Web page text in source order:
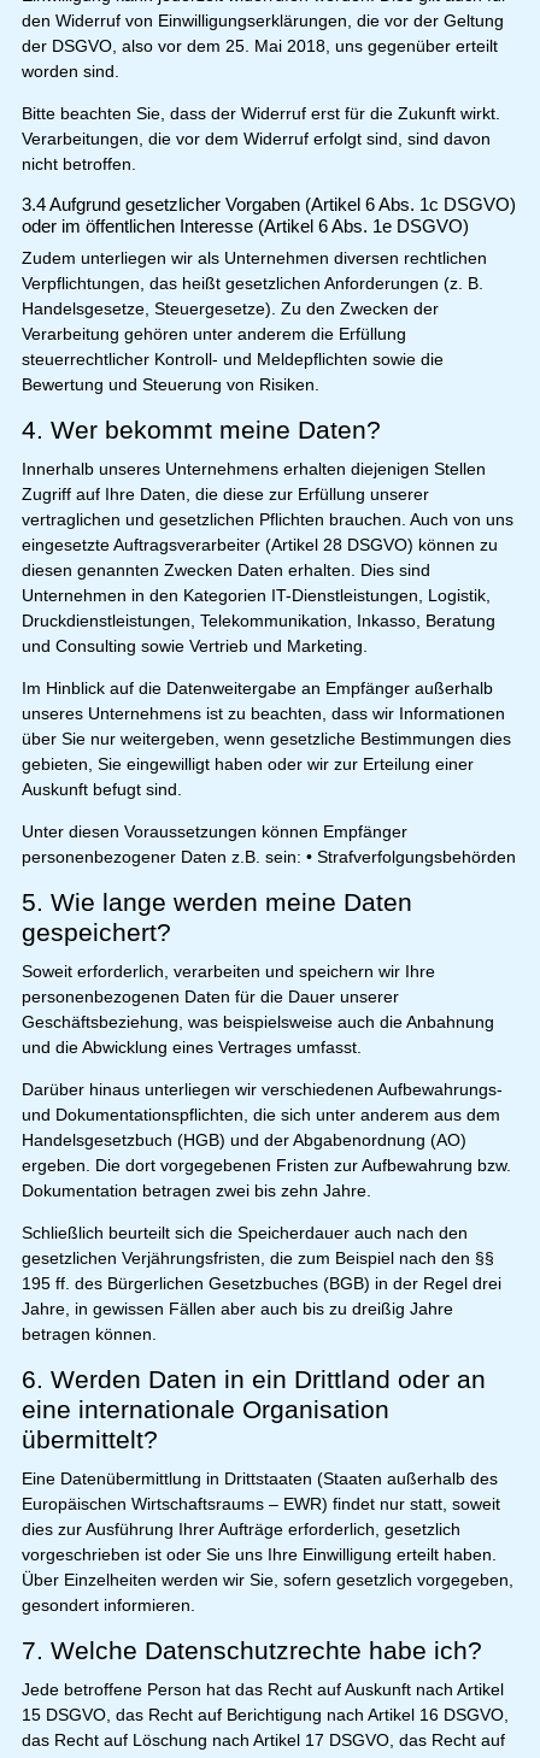
den Widerruf von Einwilligungserklärungen, die vor der Geltung
der DSGVO, also vor dem 25. Mai 2018, uns gegenüber erteilt
worden sind.
Bitte beachten Sie, dass der Widerruf erst für die Zukunft wirkt.
Verarbeitungen, die vor dem Widerruf erfolgt sind, sind davon
nicht betroffen.
3.4 Aufgrund gesetzlicher Vorgaben (Artikel 6 Abs. 1c DSGVO)
oder im öffentlichen Interesse (Artikel 6 Abs. 1e DSGVO)
Zudem unterliegen wir als Unternehmen diversen rechtlichen
Verpflichtungen, das heißt gesetzlichen Anforderungen (z. B.
Handelsgesetze, Steuergesetze). Zu den Zwecken der
Verarbeitung gehören unter anderem die Erfüllung
steuerrechtlicher Kontroll- und Meldepflichten sowie die
Bewertung und Steuerung von Risiken.
4. Wer bekommt meine Daten?
Innerhalb unseres Unternehmens erhalten diejenigen Stellen
Zugriff auf Ihre Daten, die diese zur Erfüllung unserer
vertraglichen und gesetzlichen Pflichten brauchen. Auch von uns
eingesetzte Auftragsverarbeiter (Artikel 28 DSGVO) können zu
diesen genannten Zwecken Daten erhalten. Dies sind
Unternehmen in den Kategorien IT-Dienstleistungen, Logistik,
Druckdienstleistungen, Telekommunikation, Inkasso, Beratung
und Consulting sowie Vertrieb und Marketing.
Im Hinblick auf die Datenweitergabe an Empfänger außerhalb
unseres Unternehmens ist zu beachten, dass wir Informationen
über Sie nur weitergeben, wenn gesetzliche Bestimmungen dies
gebieten, Sie eingewilligt haben oder wir zur Erteilung einer
Auskunft befugt sind.
Unter diesen Voraussetzungen können Empfänger
personenbezogener Daten z.B. sein: • Strafverfolgungsbehörden
5. Wie lange werden meine Daten
gespeichert?
Soweit erforderlich, verarbeiten und speichern wir Ihre
personenbezogenen Daten für die Dauer unserer
Geschäftsbeziehung, was beispielsweise auch die Anbahnung
und die Abwicklung eines Vertrages umfasst.
Darüber hinaus unterliegen wir verschiedenen Aufbewahrungs-
und Dokumentationspflichten, die sich unter anderem aus dem
Handelsgesetzbuch (HGB) und der Abgabenordnung (AO)
ergeben. Die dort vorgegebenen Fristen zur Aufbewahrung bzw.
Dokumentation betragen zwei bis zehn Jahre.
Schließlich beurteilt sich die Speicherdauer auch nach den
gesetzlichen Verjährungsfristen, die zum Beispiel nach den §§
195 ff. des Bürgerlichen Gesetzbuches (BGB) in der Regel drei
Jahre, in gewissen Fällen aber auch bis zu dreißig Jahre
betragen können.
6. Werden Daten in ein Drittland oder an
eine internationale Organisation
übermittelt?
Eine Datenübermittlung in Drittstaaten (Staaten außerhalb des
Europäischen Wirtschaftsraums – EWR) findet nur statt, soweit
dies zur Ausführung Ihrer Aufträge erforderlich, gesetzlich
vorgeschrieben ist oder Sie uns Ihre Einwilligung erteilt haben.
Über Einzelheiten werden wir Sie, sofern gesetzlich vorgegeben,
gesondert informieren.
7. Welche Datenschutzrechte habe ich?
Jede betroffene Person hat das Recht auf Auskunft nach Artikel
15 DSGVO, das Recht auf Berichtigung nach Artikel 16 DSGVO,
das Recht auf Löschung nach Artikel 17 DSGVO, das Recht auf